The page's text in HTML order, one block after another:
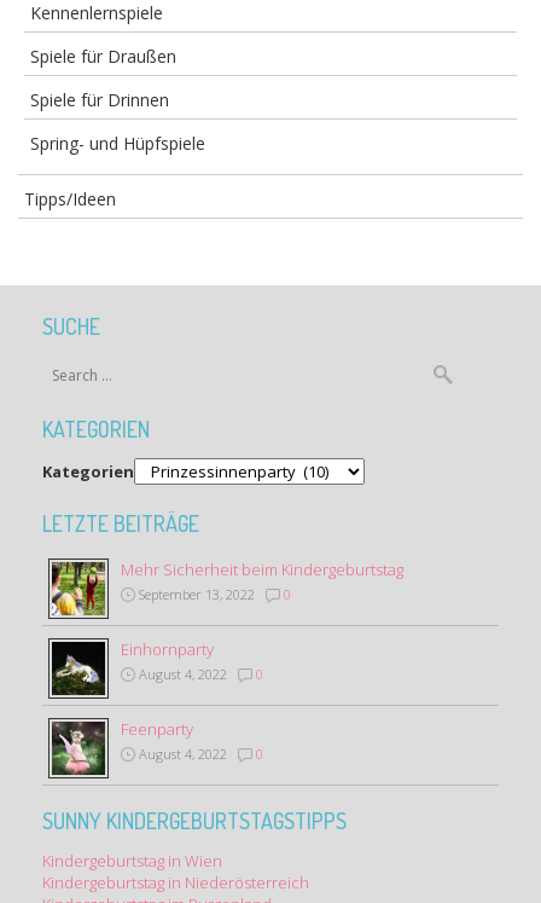
Kennenlernspiele
Spiele für Draußen
Spiele für Drinnen
Spring- und Hüpfspiele
Tipps/Ideen
SUCHE
KATEGORIEN
Kategorien
LETZTE BEITRÄGE
Mehr Sicherheit beim Kindergeburtstag
September 13, 2022 0
Einhornparty
August 4, 2022 0
Feenparty
August 4, 2022 0
SUNNY KINDERGEBURTSTAGSTIPPS
Kindergeburtstag in Wien
Kindergeburtstag in Niederösterreich